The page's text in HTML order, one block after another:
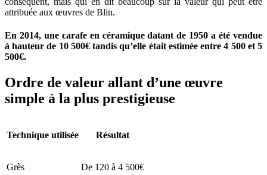
attribuée aux œuvres de Blin.
En 2014, une carafe en céramique datant de 1950 a été vendue
à hauteur de 10 500€ tandis qu’elle était estimée entre 4 500 et 5
500€.
Ordre de valeur allant d’une œuvre
simple à la plus prestigieuse
Technique utilisée Résultat
Grès De 120 à 4 500€